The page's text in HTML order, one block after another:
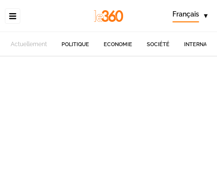
Français ▾
Actuellement POLITIQUE ECONOMIE SOCIÉTÉ